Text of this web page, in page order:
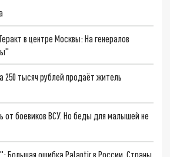
в центре Москвы: На генералов
250 тысяч рублей продаёт житель
от боевиков ВСУ. Но беды для малышей не
Большая ошибка Palantir в России. Страны